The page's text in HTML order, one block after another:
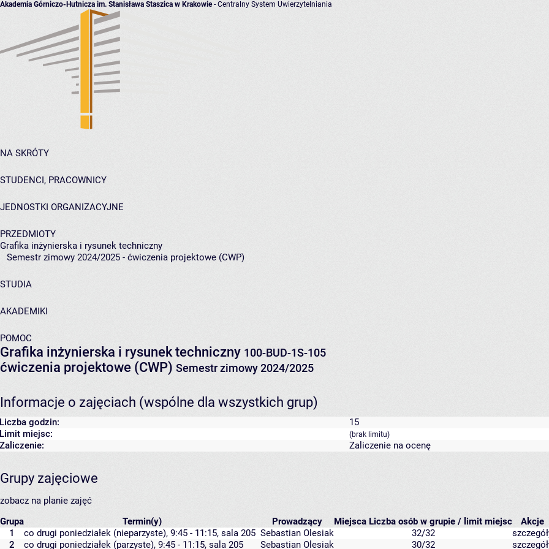
Akademia Górniczo-Hutnicza im. Stanisława Staszica w Krakowie- Centralny System Uwierzytelniania
NA SKRÓTY
STUDENCI, PRACOWNICY
JEDNOSTKI ORGANIZACYJNE
PRZEDMIOTY
Grafika inżynierska i rysunek techniczny
Semestr zimowy 2024/2025 - ćwiczenia projektowe (CWP)
STUDIA
AKADEMIKI
POMOC
Grafika inżynierska i rysunek techniczny 100-BUD-1S-105
ćwiczenia projektowe (CWP) Semestr zimowy 2024/2025
Informacje o zajęciach (wspólne dla wszystkich grup)
Liczba godzin:
15
Limit miejsc:
(brak limitu)
Zaliczenie: Zaliczenie na ocenę
Grupy zajęciowe
zobacz na planie zajęć
Grupa
Termin(y) Prowadzący Miejsca Liczba osób w grupie / limit miejsc
Akcje
1
co drugi poniedziałek (nieparzyste), 9:45 - 11:15, sala 205 Sebastian Olesiak 32/32
2
co drugi poniedziałek (parzyste), 9:45 - 11:15, sala 205 Sebastian Olesiak 30/32